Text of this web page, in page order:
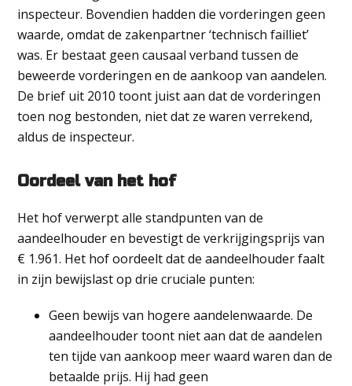
inspecteur. Bovendien hadden die vorderingen geen
waarde, omdat de zakenpartner ‘technisch failliet’
was. Er bestaat geen causaal verband tussen de
beweerde vorderingen en de aankoop van aandelen.
De brief uit 2010 toont juist aan dat de vorderingen
toen nog bestonden, niet dat ze waren verrekend,
aldus de inspecteur.
Oordeel van het hof
Het hof verwerpt alle standpunten van de
aandeelhouder en bevestigt de verkrijgingsprijs van
€ 1.961. Het hof oordeelt dat de aandeelhouder faalt
in zijn bewijslast op drie cruciale punten:
Geen bewijs van hogere aandelenwaarde. De
aandeelhouder toont niet aan dat de aandelen
ten tijde van aankoop meer waard waren dan de
betaalde prijs. Hij had geen